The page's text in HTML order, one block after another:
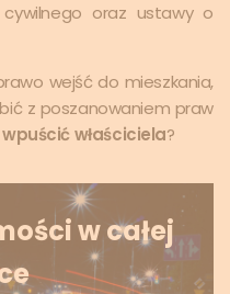
cywilnego oraz ustawy o
wejść do mieszkania,
z poszanowaniem praw
właściciela?
w całej